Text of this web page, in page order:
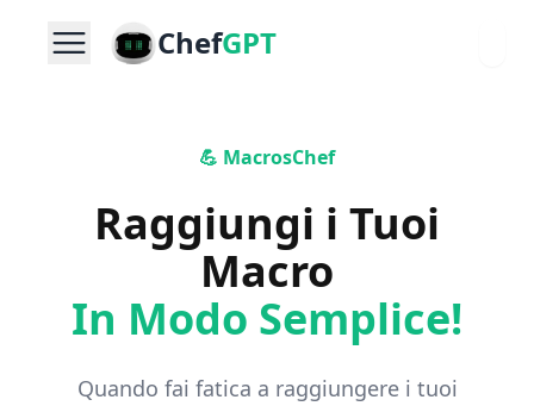
ChefGPT
💪 MacrosChef
Raggiungi i Tuoi
Macro
In Modo Semplice!
Quando fai fatica a raggiungere i tuoi